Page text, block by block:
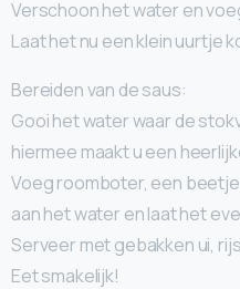
Verschoon het water en
Laat het nu een klein uurtje
Bereiden van de saus:
Gooi het water waar de
hiermee maakt u een
Voeg roomboter, een
aan het water en laat het
Serveer met gebakken ui,
Eet smakelijk!